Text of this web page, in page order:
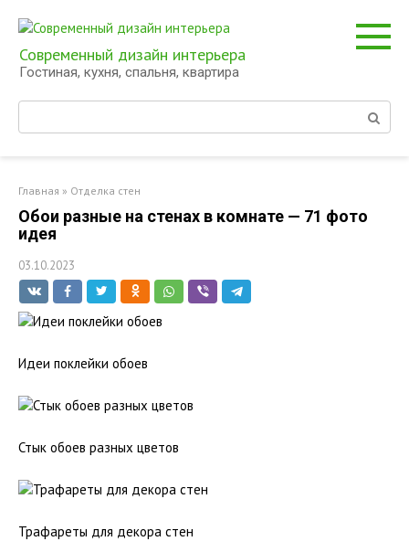
контенту
Современный дизайн интерьера
Гостиная, кухня, спальня, квартира
Поиск:
Главная » Отделка стен
Обои разные на стенах в комнате — 71 фото
идея
03.10.2023
Идеи поклейки обоев
Стык обоев разных цветов
Трафареты для декора стен